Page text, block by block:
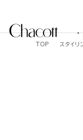
TOP スタイリ